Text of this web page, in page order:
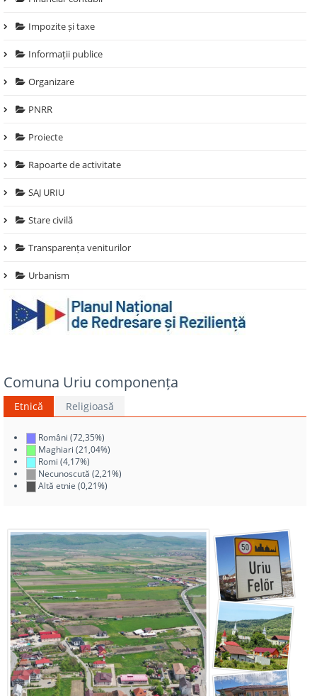
Impozite și taxe
Informații publice
Organizare
PNRR
Proiecte
Rapoarte de activitate
SAJ URIU
Stare civilă
Transparența veniturilor
Urbanism
Comuna Uriu componența
Etnică Religioasă
Români (72,35%)
Maghiari (21,04%)
Romi (4,17%)
Necunoscută (2,21%)
Altă etnie (0,21%)